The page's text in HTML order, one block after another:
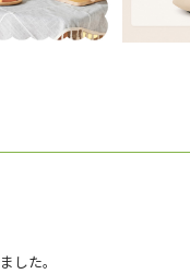
した。